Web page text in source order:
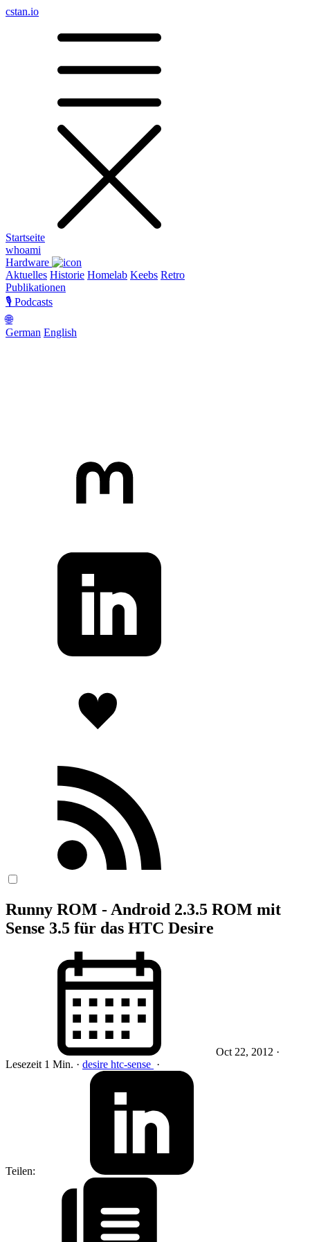
cstan.io
Startseite
whoami
Hardware
Aktuelles Historie Homelab Keebs Retro
Publikationen
🎙️ Podcasts
🌐
German English
Runny ROM - Android 2.3.5 ROM mit
Sense 3.5 für das HTC Desire
Oct 22, 2012 ·
Lesezeit 1 Min. · desire htc-sense ·
Teilen: